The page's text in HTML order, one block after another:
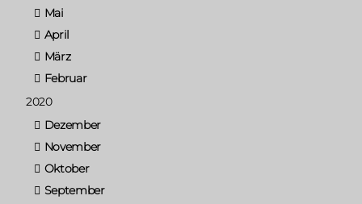
Mai
April
März
Februar
2020
Dezember
November
Oktober
September